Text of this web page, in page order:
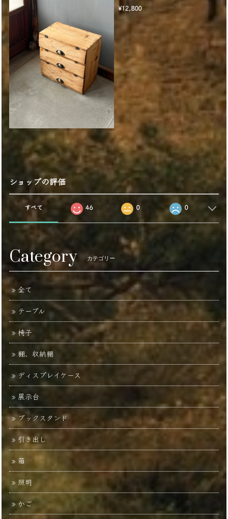
¥12,800
ショップの評価
すべて 46 0 0
Category カテゴリー
全て
テーブル
椅子
棚、収納棚
ディスプレイケース
展示台
ブックスタンド
引き出し
箱
照明
かご